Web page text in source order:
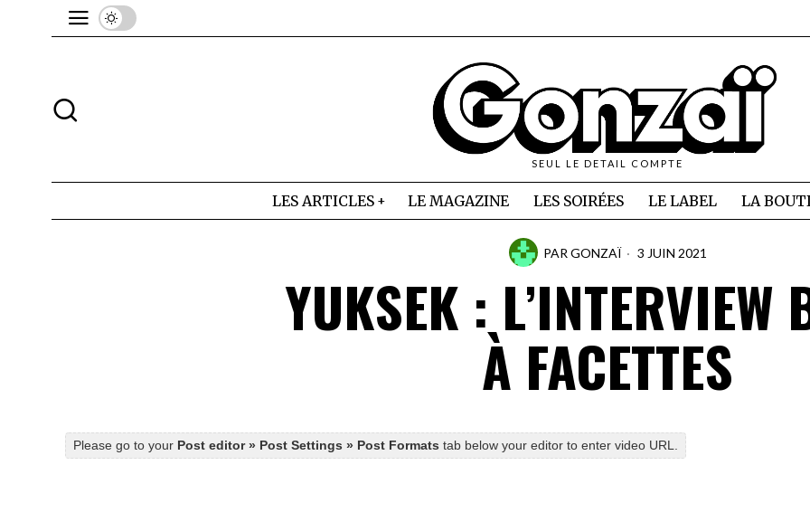
SEUL LE DETAIL COMPTE
LES ARTICLES LE MAGAZINE LES SOIRÉES LE LABEL LA
PAR GONZAÏ 3 JUIN 2021
YUKSEK : L’INTERVIEW
À FACETTES
Please go to your Post editor » Post Settings » Post Formats tab below your editor to enter video URL.